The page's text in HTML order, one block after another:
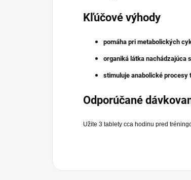
Kľúčové výhody
pomáha pri metabolických
organiká látka nachádzajúca
stimuluje anabolické procesy
Odporúčané
Užite 3 tablety cca hodinu pred